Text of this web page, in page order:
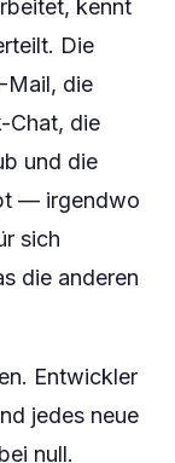
kennt
Die
Mail, die
Chat, die
und die
— irgendwo
sich
die anderen
Entwickler
jedes neue
null.